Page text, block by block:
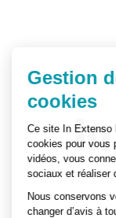
Gestion
cookies
Ce site In
cookies pour vous
vidéos, vous
sociaux et
Nous conservons
changer d’avis à